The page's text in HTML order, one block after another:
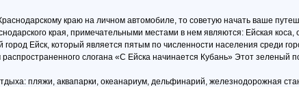
краю на личном автомобиле, то советую начать ваше
края, примечательными местами в нем являются: Ейская
Ейск, который является пятым по численности населения среди
слогана «С Ейска начинается Кубань» Этот
пляжи, аквапарки, океанариум, дельфинарий, железнодорожная